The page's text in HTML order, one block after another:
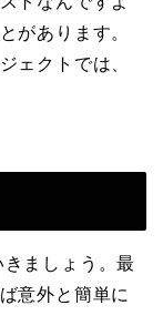
があります。
ェクトでは、
ましょう。最
意外と簡単に